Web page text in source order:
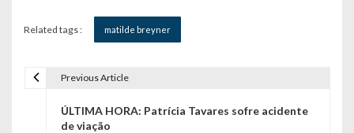
Related tags : matilde breyner
Previous Article
ÚLTIMA HORA: Patrícia Tavares sofre acidente
de viação